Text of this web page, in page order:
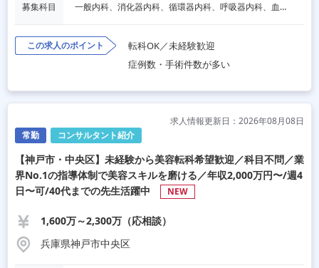
募集科目 一般内科、消化器内科、循環器内科、呼吸器内科、血液内科、心療内科、脳神経内科、内分泌内科、老人内科、一般外科、消化器外科、心臓外科、呼吸器外科、脳神経外科、整形外科、形成外科、リハビリテーション科、小児科、産婦人科、婦人科、精神科、眼科、耳鼻咽喉科、皮膚科、泌尿器科、放射線科、人工透析、麻酔科、美容外科、人間ドック・検診、その他
この求人のポイント
転科OK／未経験歓迎
症例数・手術件数が多い
常勤 コンサルタント紹介
求人情報更新日：2026年08月08日
【神戸市・中央区】未経験から美容転科希望歓迎／科目不問／業
界No.1の指導体制で美容スキルを磨ける／年収2,000万円〜/週4
日〜可/40代までの先生活躍中
NEW
1,600万～2,300万（応相談）
兵庫県神戸市中央区